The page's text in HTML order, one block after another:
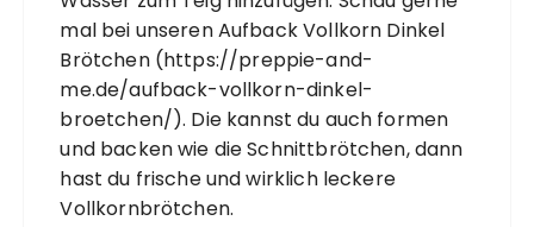
mal bei unseren Aufback Vollkorn Dinkel
Brötchen (https://preppie-and-
me.de/aufback-vollkorn-dinkel-
broetchen/). Die kannst du auch formen
und backen wie die Schnittbrötchen, dann
hast du frische und wirklich leckere
Vollkornbrötchen.